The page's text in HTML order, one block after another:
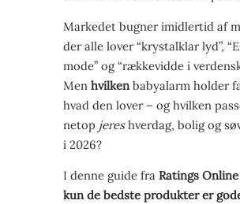
Markedet bugner imidlertid af
der alle lover “krystalklar lyd”,
mode” og “rækkevidde i
Men hvilken babyalarm holder
hvad den lover – og hvilken
netop jereshverdag, bolig og
i 2026?
I denne guide fra Ratings
kun de bedste produkter er